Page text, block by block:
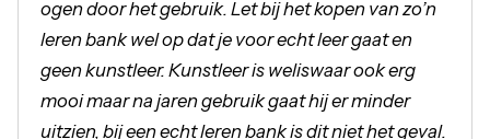
ogen door het gebruik. Let bij het kopen van zo’n
leren bank wel op dat je voor echt leer gaat en
geen kunstleer. Kunstleer is weliswaar ook erg
mooi maar na jaren gebruik gaat hij er minder
uitzien, bij een echt leren bank is dit niet het geval.